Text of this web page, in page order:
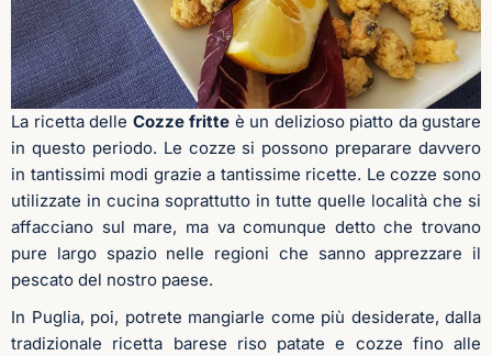
La ricetta delle Cozze fritte è un delizioso piatto da gustare
in questo periodo. Le cozze si possono preparare davvero
in tantissimi modi grazie a tantissime ricette. Le cozze sono
utilizzate in cucina soprattutto in tutte quelle località che si
affacciano sul mare, ma va comunque detto che trovano
pure largo spazio nelle regioni che sanno apprezzare il
pescato del nostro paese.
In Puglia, poi, potrete mangiarle come più desiderate, dalla
tradizionale ricetta barese riso patate e cozze fino alle